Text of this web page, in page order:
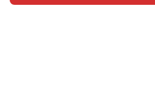
ହୋମ ବିଭାଗ